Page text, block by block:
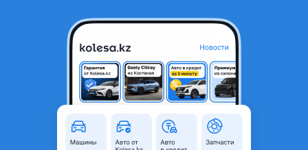
Привод передний правый на Changan CS55 Plus
Алматы, Алматинская